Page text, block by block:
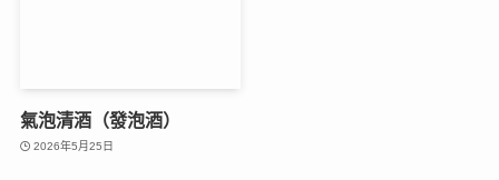
氣泡清酒（發泡酒）
2026年5月25日